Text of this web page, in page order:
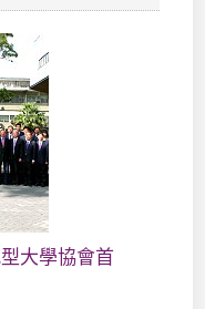
大學協會首